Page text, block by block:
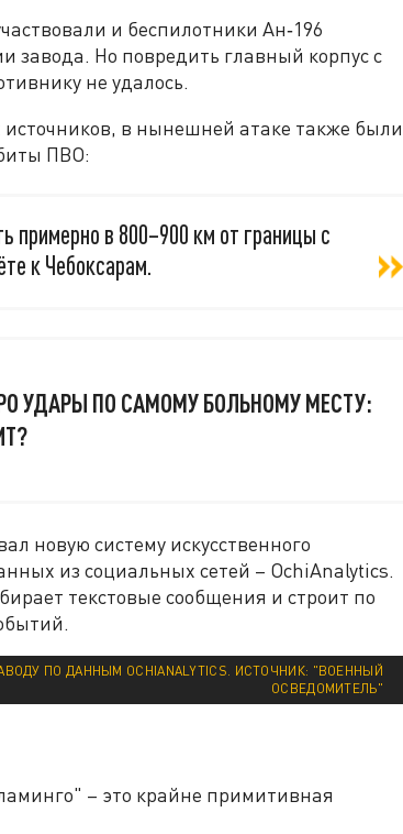
и беспилотники Ан‑196
Но повредить главный корпус с
не удалось.
в нынешней атаке также были
ПВО:
примерно в 800–900 км от границы с
к Чебоксарам.
УДАРЫ ПО САМОМУ БОЛЬНОМУ МЕСТУ:
новую систему искусственного
из социальных сетей – OchiAnalytics.
текстовые сообщения и строит по
ПО ДАННЫМ OCHIANALYTICS. ИСТОЧНИК: "ВОЕННЫЙ
ОСВЕДОМИТЕЛЬ"
– это крайне примитивная